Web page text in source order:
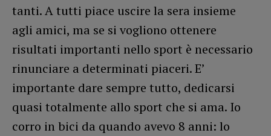
tanti. A tutti piace uscire la sera insieme
agli amici, ma se si vogliono ottenere
risultati importanti nello sport è necessario
rinunciare a determinati piaceri. E’
importante dare sempre tutto, dedicarsi
quasi totalmente allo sport che si ama. Io
corro in bici da quando avevo 8 anni: lo